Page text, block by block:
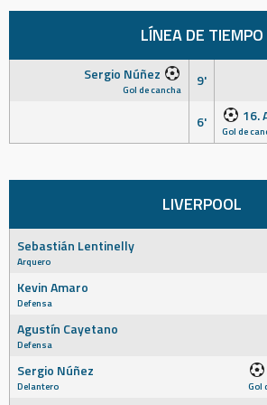
LÍNEA DE TIEMPO
Sergio Núñez
Gol de cancha 9'
6' 16.
Gol de
LIVERPOOL
Sebastián Lentinelly
Arquero
Kevin Amaro
Defensa
Agustín Cayetano
Defensa
Sergio Núñez
Delantero Gol